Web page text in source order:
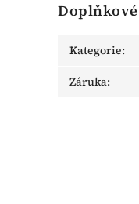
Kategorie:
Záruka: